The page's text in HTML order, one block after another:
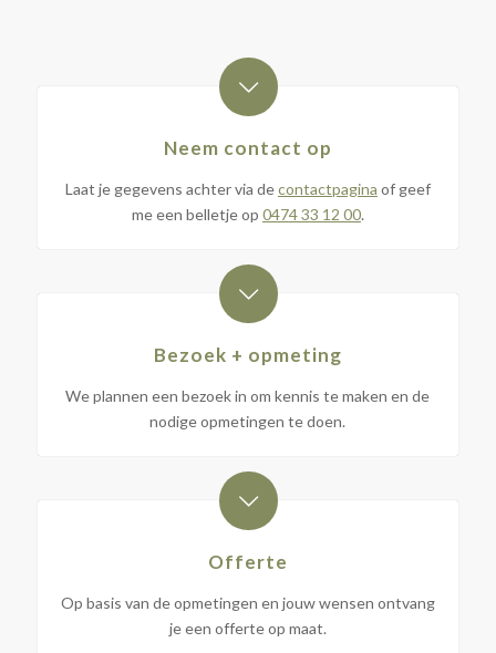
Neem contact op
Laat je gegevens achter via decontactpagina of geef
me een belletje op 0474 33 12 00.
Bezoek + opmeting
We plannen een bezoek in om kennis te maken en de
nodige opmetingen te doen.
Offerte
Op basis van de opmetingen en jouw wensen ontvang
je een offerte op maat.